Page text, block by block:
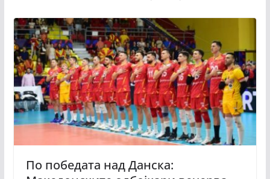
По победата над Данска: